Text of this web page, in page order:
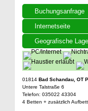
Buchungsanfrage
Internetseite
Geografische Lage
01814 Bad Schandau, OT
Untere Talstraße 6
Telefon: 035022 43304
4 Betten + zusätzlich